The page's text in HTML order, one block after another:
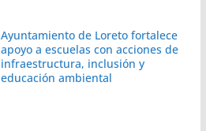
Ayuntamiento de Loreto fortalece
apoyo a escuelas con acciones de
infraestructura, inclusión y
educación ambiental